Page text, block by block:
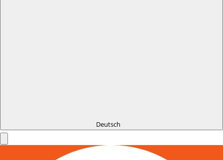
Deutsch